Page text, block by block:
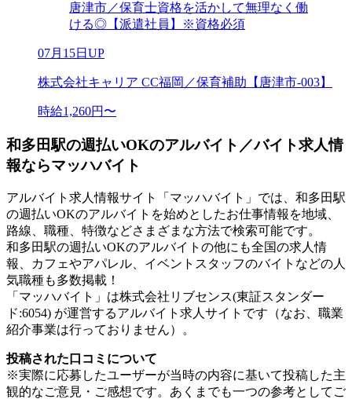
唐津市／保育士資格を活かして無理なく働
ける◎【派遣社員】※資格必須
07月15日UP
株式会社キャリア CC福岡／保育補助【唐津市-003】
時給1,260円〜
和多田駅の週払いOKのアルバイト／バイト求人情
報ならマッハバイト
アルバイト求人情報サイト「マッハバイト」では、和多田駅
の週払いOKのアルバイトを始めとしたお仕事情報を地域、
路線、職種、特徴などさまざまな方法で検索可能です。
和多田駅の週払いOKのアルバイトの他にも全国の求人情
報、カフェやアパレル、イベントスタッフのバイトなどの人
気職種も多数掲載！
「マッハバイト」は株式会社リブセンス(東証スタンダー
ド:6054) が運営するアルバイト求人サイトです（なお、職業
紹介事業は行っておりません）。
投稿された口コミについて
※実際に応募したユーザーが当時の内容に基いて投稿した主
観的なご意見・ご感想です。あくまでも一つの参考としてご